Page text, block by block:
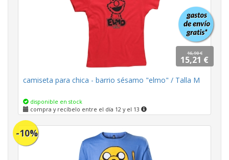
16,90 €
15,21 €
camiseta para chica - barrio sésamo "elmo" / Talla M
disponible en stock
compra y recíbelo entre el día 12 y el 13
-10%